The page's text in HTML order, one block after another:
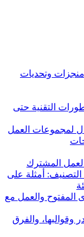
وتحديات
التقنية حتى
لمجموعات العمل
المشترك
التصنيف: أمثلة على
المفتوح والعمل مع
وقوالبها، والفرق